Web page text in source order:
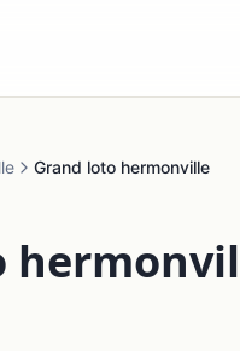
Grand loto hermonville